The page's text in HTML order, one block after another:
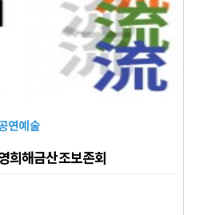
연예술
희해금산조보존회